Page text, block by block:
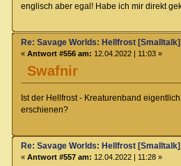
englisch aber egal! Habe ich mir direkt
Swafnir
Re: Savage Worlds: Hellfrost [Smalltalk]
« Antwort #556 am: 12.04.2022 | 11:03 »
Ist der Hellfrost - Kreaturenband
erschienen?
Re: Savage Worlds: Hellfrost [Smalltalk]
« Antwort #557 am: 12.04.2022 | 11:28 »